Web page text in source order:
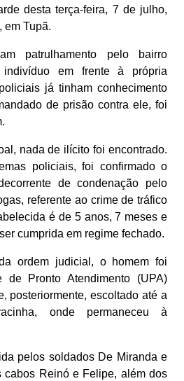
desta terça-feira, 7 de julho,
em Tupã.
patrulhamento pelo bairro
em frente à própria
já tinham conhecimento
de prisão contra ele, foi
nada de ilícito foi encontrado.
policiais, foi confirmado o
de condenação pelo
referente ao crime de tráfico
é de 5 anos, 7 meses e
cumprida em regime fechado.
ordem judicial, o homem foi
de Pronto Atendimento (UPA)
posteriormente, escoltado até a
onde permaneceu à
pelos soldados De Miranda e
cabos Reinó e Felipe, além dos